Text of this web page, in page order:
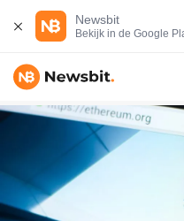
Newsbit
Bekijk in de Google